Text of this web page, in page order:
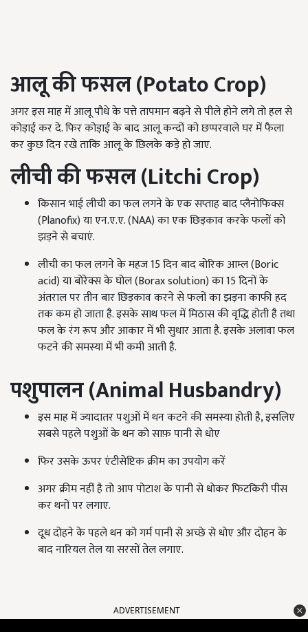
आलू की फसल (Potato Crop)
अगर इस माह में आलू पौधे के पत्ते तापमान बढ़ने से पीले होने लगे तो हल से
कोड़ाई कर दे. फिर कोड़ाई के बाद आलू कन्दों को छप्परवाले घर में फैला
कर कुछ दिन रखे ताकि आलू के छिलके कड़े हो जाए.
लीची की फसल (Litchi Crop)
किसान भाई लीची का फल लगने के एक सप्ताह बाद प्लैनोफिक्स
(Planofix) या एन.ए.ए. (NAA) का एक छिड़काव करके फलों को
झड़ने से बचाएं.
लीची का फल लगने के महज 15 दिन बाद बोरिक आम्ल (Boric
acid) या बोरेक्स के घोल (Borax solution) का 15 दिनों के
अंतराल पर तीन बार छिड़काव करने से फलों का झड़ना काफी हद
तक कम हो जाता है. इसके साथ फल में मिठास की वृद्धि होती है तथा
फल के रंग रूप और आकार में भी सुधार आता है. इसके अलावा फल
फटने की समस्या में भी कमी आती है.
पशुपालन (Animal Husbandry)
इस माह में ज्यादातर पशुओं में थन कटने की समस्या होती है, इसलिए
सबसे पहले पशुओं के थन को साफ़ पानी से धोए
फिर उसके ऊपर एंटीसेप्टिक क्रीम का उपयोग करें
अगर क्रीम नहीं है तो आप पोटाश के पानी से धोकर फिटकिरी पीस
कर थनों पर लगाए.
दूध दोहने के पहले थन को गर्म पानी से अच्छे से धोए और दोहन के
बाद नारियल तेल या सरसों तेल लगाए.
ADVERTISEMENT